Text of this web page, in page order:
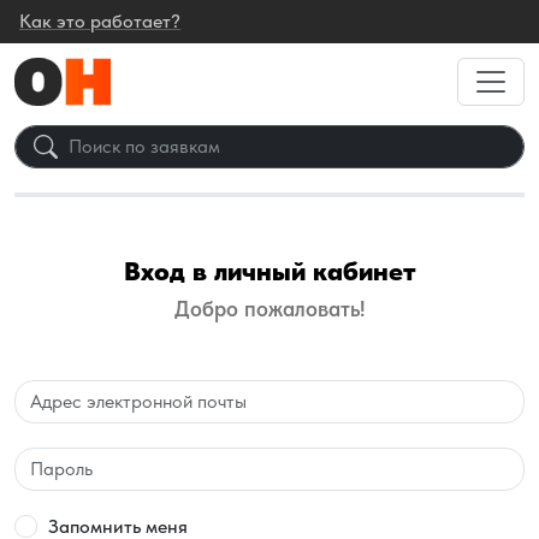
Как это работает?
Вход в личный кабинет
Добро пожаловать!
Email
Password
Запомнить меня